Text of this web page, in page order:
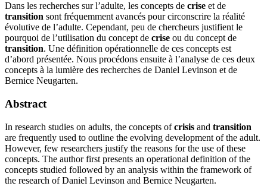
Dans les recherches sur l’adulte, les concepts de crise et de
transition sont fréquemment avancés pour circonscrire la réalité
évolutive de l’adulte. Cependant, peu de chercheurs justifient le
pourquoi de l’utilisation du concept de crise ou du concept de
transition. Une définition opérationnelle de ces concepts est
d’abord présentée. Nous procédons ensuite à l’analyse de ces deux
concepts à la lumière des recherches de Daniel Levinson et de
Bernice Neugarten.
Abstract
In research studies on adults, the concepts ofcrisis and transition
are frequently used to outline the evolving development of the adult.
However, few researchers justify the reasons for the use of these
concepts. The author first presents an operational definition of the
concepts studied followed by an analysis within the framework of
the research of Daniel Levinson and Bernice Neugarten.